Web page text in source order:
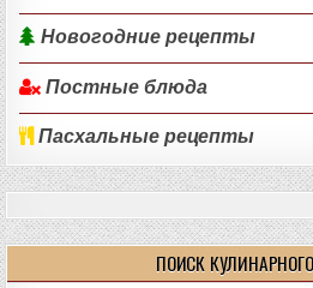
Новогодние рецепты
Постные блюда
Пасхальные рецепты
ПОИСК